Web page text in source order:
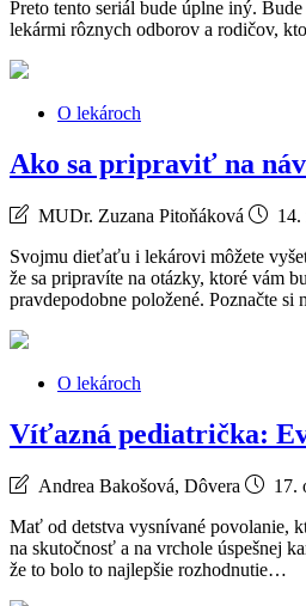
Preto tento seriál bude úplne iný.
lekármi rôznych odborov a rodičov,
O lekároch
Ako sa pripraviť na
MUDr. Zuzana Pitoňáková 14.
Svojmu dieťaťu i lekárovi môžete
že sa pripravíte na otázky, ktoré vám
pravdepodobne položené. Poznačte
O lekároch
Víťazná pediatrička:
Andrea Bakošová, Dôvera 17.
Mať od detstva vysnívané povolanie,
na skutočnosť a na vrchole úspešnej
že to bolo to najlepšie rozhodnutie…